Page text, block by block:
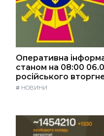
Оперативна
станом на 08:00
російського
# НОВИНИ